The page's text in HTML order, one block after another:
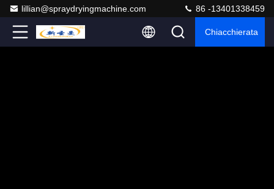
lillian@spraydryingmachine.com 86 -13401338459
Chiacchierata